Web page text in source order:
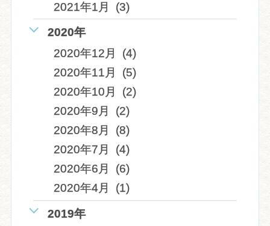
2021年1月 (3)
2020年
2020年12月 (4)
2020年11月 (5)
2020年10月 (2)
2020年9月 (2)
2020年8月 (8)
2020年7月 (4)
2020年6月 (6)
2020年4月 (1)
2019年